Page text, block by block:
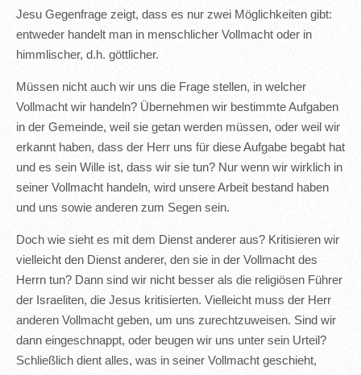
Jesu Gegenfrage zeigt, dass es nur zwei Möglichkeiten gibt:
entweder handelt man in menschlicher Vollmacht oder in
himmlischer, d.h. göttlicher.
Müssen nicht auch wir uns die Frage stellen, in welcher
Vollmacht wir handeln? Übernehmen wir bestimmte Aufgaben
in der Gemeinde, weil sie getan werden müssen, oder weil wir
erkannt haben, dass der Herr uns für diese Aufgabe begabt hat
und es sein Wille ist, dass wir sie tun? Nur wenn wir wirklich in
seiner Vollmacht handeln, wird unsere Arbeit bestand haben
und uns sowie anderen zum Segen sein.
Doch wie sieht es mit dem Dienst anderer aus? Kritisieren wir
vielleicht den Dienst anderer, den sie in der Vollmacht des
Herrn tun? Dann sind wir nicht besser als die religiösen Führer
der Israeliten, die Jesus kritisierten. Vielleicht muss der Herr
anderen Vollmacht geben, um uns zurechtzuweisen. Sind wir
dann eingeschnappt, oder beugen wir uns unter sein Urteil?
Schließlich dient alles, was in seiner Vollmacht geschieht,